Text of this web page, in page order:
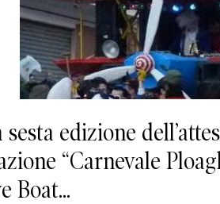
edizione
“Carnevale
Boat...